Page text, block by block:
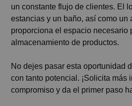
un constante flujo de clientes. El
estancias y un baño, así como un
proporciona el espacio necesario
almacenamiento de productos.
No dejes pasar esta oportunidad
con tanto potencial. ¡Solicita más
compromiso y da el primer paso